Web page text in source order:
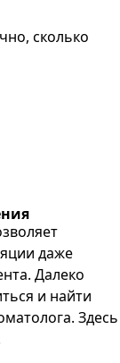
сколько
даже
Далеко
и найти
Здесь